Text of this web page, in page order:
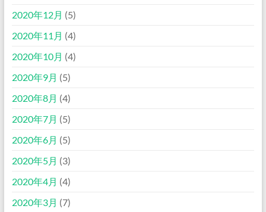
2020年12月 (5)
2020年11月 (4)
2020年10月 (4)
2020年9月 (5)
2020年8月 (4)
2020年7月 (5)
2020年6月 (5)
2020年5月 (3)
2020年4月 (4)
2020年3月 (7)